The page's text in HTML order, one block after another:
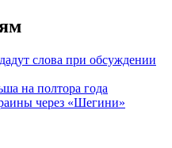
слова при обсуждении
на полтора года
через «Шегини»